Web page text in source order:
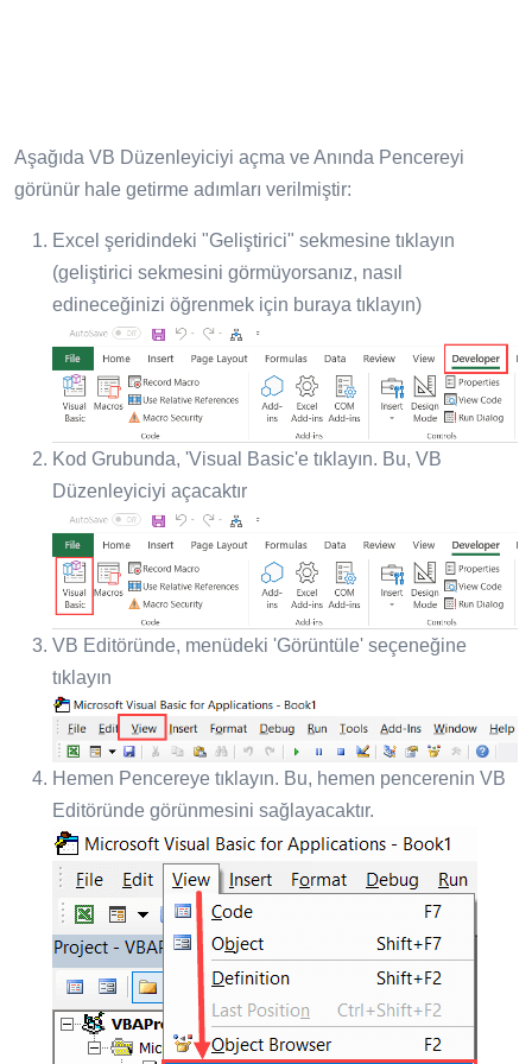
Aşağıda VB Düzenleyiciyi açma ve Anında Pencereyi
görünür hale getirme adımları verilmiştir:
Excel şeridindeki "Geliştirici" sekmesine tıklayın
(geliştirici sekmesini görmüyorsanız, nasıl
edineceğinizi öğrenmek için buraya tıklayın)
Kod Grubunda, 'Visual Basic'e tıklayın. Bu, VB
Düzenleyiciyi açacaktır
VB Editöründe, menüdeki 'Görüntüle' seçeneğine
tıklayın
Hemen Pencereye tıklayın. Bu, hemen pencerenin VB
Editöründe görünmesini sağlayacaktır.